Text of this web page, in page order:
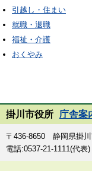
引越し・住まい
就職・退職
福祉・介護
おくやみ
掛川市役所 庁舎案
〒436-8650 静岡県掛川
電話:0537-21-1111(代表